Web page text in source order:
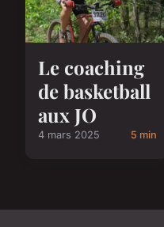
Le coaching
de basketball
aux JO
4 mars 2025 5 min